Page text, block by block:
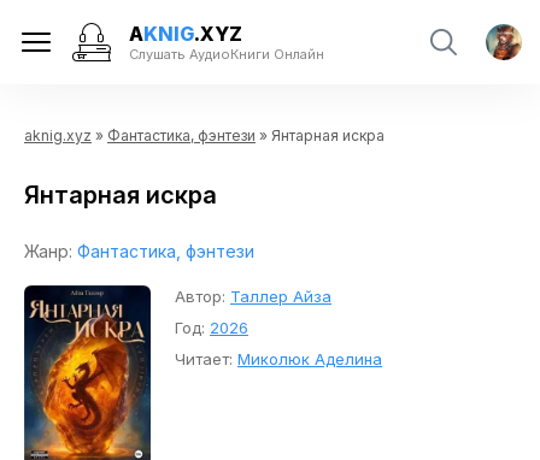
AKNIG.XYZ
Слушать АудиоКниги Онлайн
aknig.xyz » Фантастика, фэнтези » Янтарная искра
Янтарная искра
Жанр: Фантастика, фэнтези
Автор: Таллер Айза
Год: 2026
Читает: Миколюк Аделина